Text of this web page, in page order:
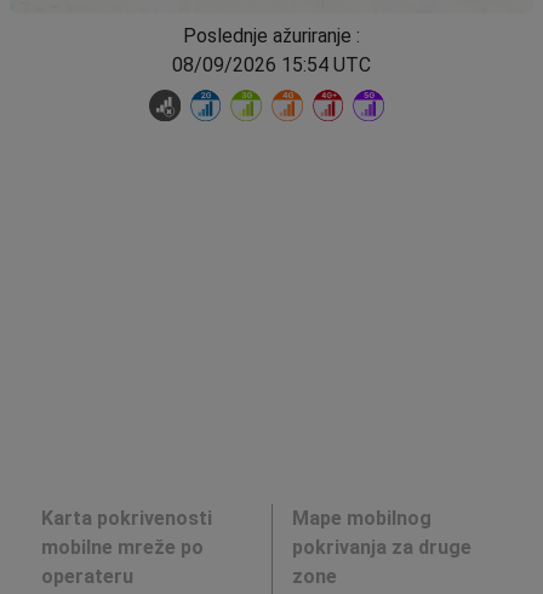
Poslednje ažuriranje :
08/09/2026 15:54 UTC
Karta pokrivenosti
mobilne mreže po
operateru
Mape mobilnog
pokrivanja za druge
zone